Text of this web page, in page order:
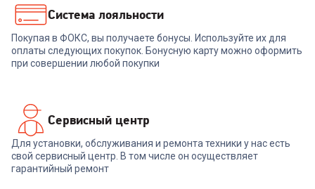
22 999₽
В корзину В корзину
Система лояльности
Покупая в ФОКС, вы получаете бонусы. Используйте их для
оплаты следующих покупок. Бонусную карту можно оформить
при совершении любой покупки
Сервисный центр
Для установки, обслуживания и ремонта техники у нас есть
свой сервисный центр. В том числе он осуществляет
гарантийный ремонт